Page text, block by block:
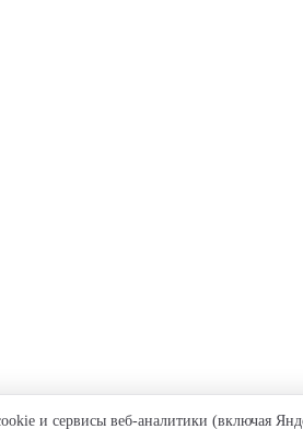
и сервисы веб-аналитики (включая